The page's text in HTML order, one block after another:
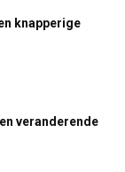
knapperige
veranderende